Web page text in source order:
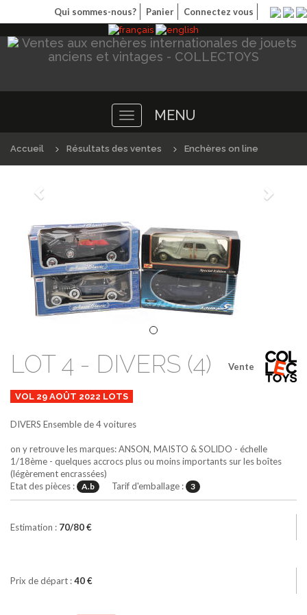
Qui sommes-nous? Panier Connectez vous
Toggle
navigation
MENU
Accueil Résultats des ventes Enchères on line
Précédént
Vente
LOT 4 - DIVERS (4)
VOL 29 AOÛT 2022 LOTS
DIVERS Ensemble de 4 voitures
on y retrouve les marques: ANSON, MAISTO & SOLIDO - échelle
1/18ème - quelques accrocs plus ou moins importants sur les boîtes
(légèrement encrassées)
Etat des pièces :
A.b Tarif d'emballage : 3
Estimation : 70/80 €
Prix de départ :40 €